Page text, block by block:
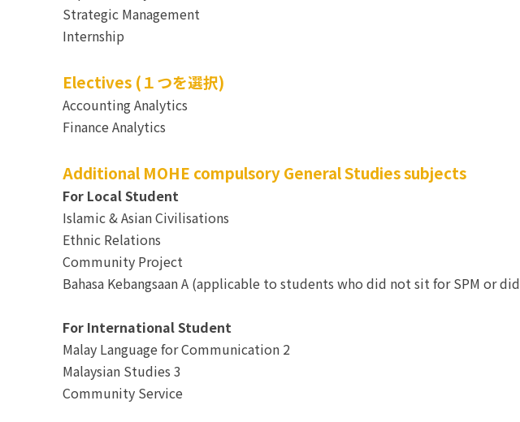
Strategic Management
Internship
Electives (１つを選択)
Accounting Analytics
Finance Analytics
Additional MOHE compulsory General Studies subjects
For Local Student
Islamic & Asian Civilisations
Ethnic Relations
Community Project
Bahasa Kebangsaan A (applicable to students who did not sit for SPM or
For International Student
Malay Language for Communication 2
Malaysian Studies 3
Community Service